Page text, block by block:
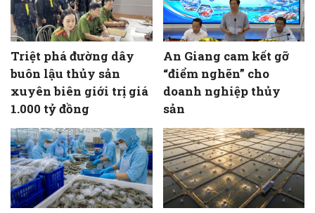
Triệt phá đường dây
buôn lậu thủy sản
xuyên biên giới trị giá
1.000 tỷ đồng
An Giang cam kết gỡ
“điểm nghẽn” cho
doanh nghiệp thủy
sản